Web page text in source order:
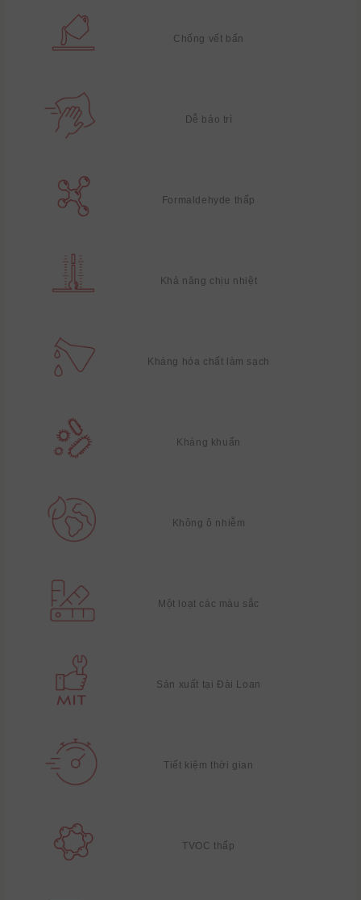
Chống vết bẩn
Dễ bảo trì
Formaldehyde thấp
Khả năng chịu nhiệt
Kháng hóa chất làm sạch
Kháng khuẩn
Không ô nhiễm
Một loạt các màu sắc
Sản xuất tại Đài Loan
Tiết kiệm thời gian
TVOC thấp